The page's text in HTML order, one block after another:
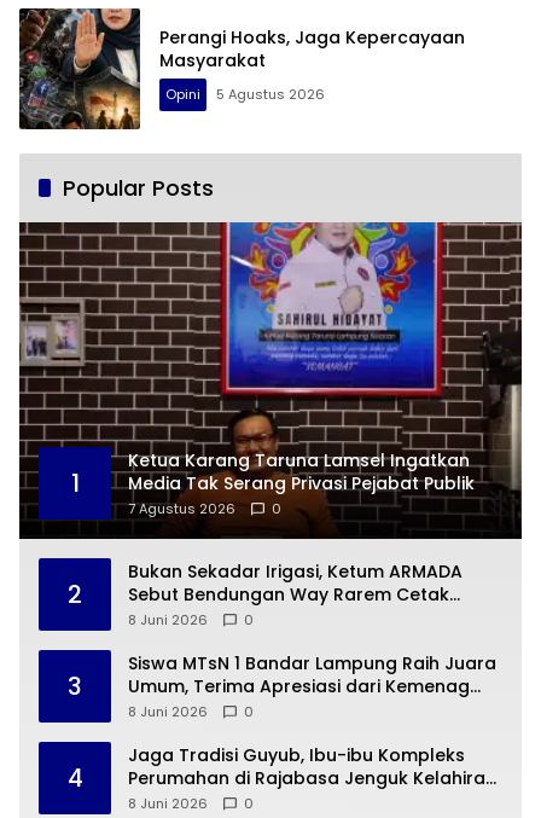
Perangi Hoaks, Jaga Kepercayaan
Masyarakat
Opini 5 Agustus 2026
Popular Posts
1
Ketua Karang Taruna Lamsel Ingatkan
Media Tak Serang Privasi Pejabat Publik
7 Agustus 2026 0
2
Bukan Sekadar Irigasi, Ketum ARMADA
Sebut Bendungan Way Rarem Cetak
Sejarah Peradaban Lampung
8 Juni 2026 0
3
Siswa MTsN 1 Bandar Lampung Raih Juara
Umum, Terima Apresiasi dari Kemenag
Kota Bandar Lampung
8 Juni 2026 0
4
Jaga Tradisi Guyub, Ibu-ibu Kompleks
Perumahan di Rajabasa Jenguk Kelahiran
Buah Hati Warga
8 Juni 2026 0